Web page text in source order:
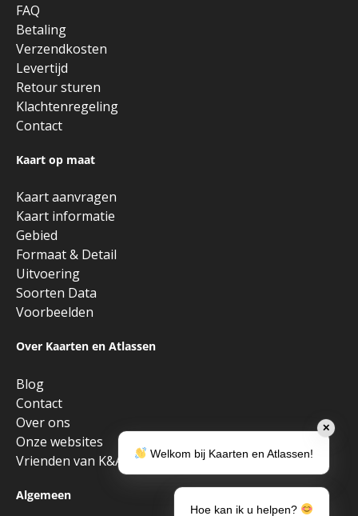
FAQ
Betaling
Verzendkosten
Levertijd
Retour sturen
Klachtenregeling
Contact
Kaart op maat
Kaart aanvragen
Kaart informatie
Gebied
Formaat & Detail
Uitvoering
Soorten Data
Voorbeelden
Over Kaarten en Atlassen
Blog
Contact
Over ons
Onze websites
Vrienden van K&A
Algemeen
✕
Welkom bij Kaarten en Atlassen!
Hoe kan ik u helpen?